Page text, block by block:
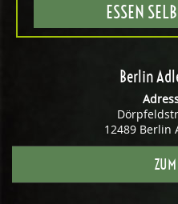
ESSEN
Berlin
12489 Berlin